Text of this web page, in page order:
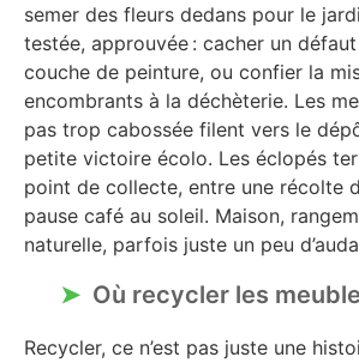
semer des fleurs dedans pour le
testée, approuvée : cacher un
couche de peinture, ou confier la
encombrants à la déchèterie. Les
pas trop cabossée filent vers le
petite victoire écolo. Les éclopés
point de collecte, entre une récolte
pause café au soleil. Maison,
naturelle, parfois juste un peu
Où recycler les
Recycler, ce n’est pas juste une